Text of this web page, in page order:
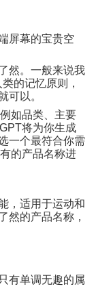
屏幕的宝贵空
然。一般来说我
的记忆原则，
可以。
如品类、主要
将为你生成
一个最符合你需
的产品名称进
，适用于运动和
然的产品名称，
有单调无趣的属